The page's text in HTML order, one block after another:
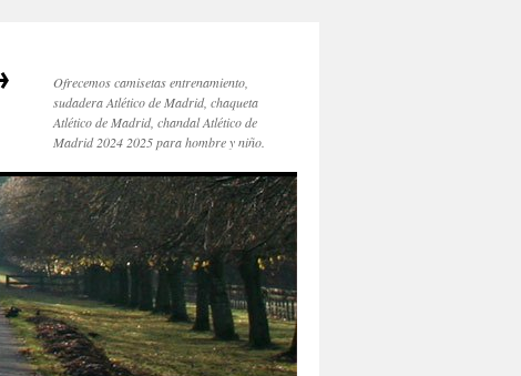
Ofrecemos camisetas entrenamiento,
sudadera Atlético de Madrid, chaqueta
Atlético de Madrid, chandal Atlético de
Madrid 2024 2025 para hombre y niño.